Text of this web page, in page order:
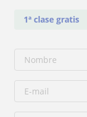
1ª clase gratis